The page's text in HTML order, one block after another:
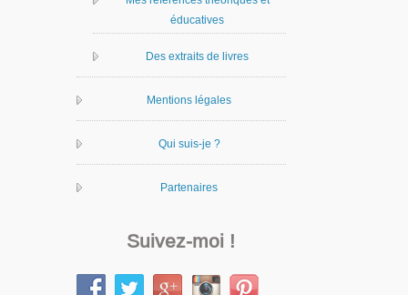
éducatives
Des extraits de livres
Mentions légales
Qui suis-je ?
Partenaires
Suivez-moi !